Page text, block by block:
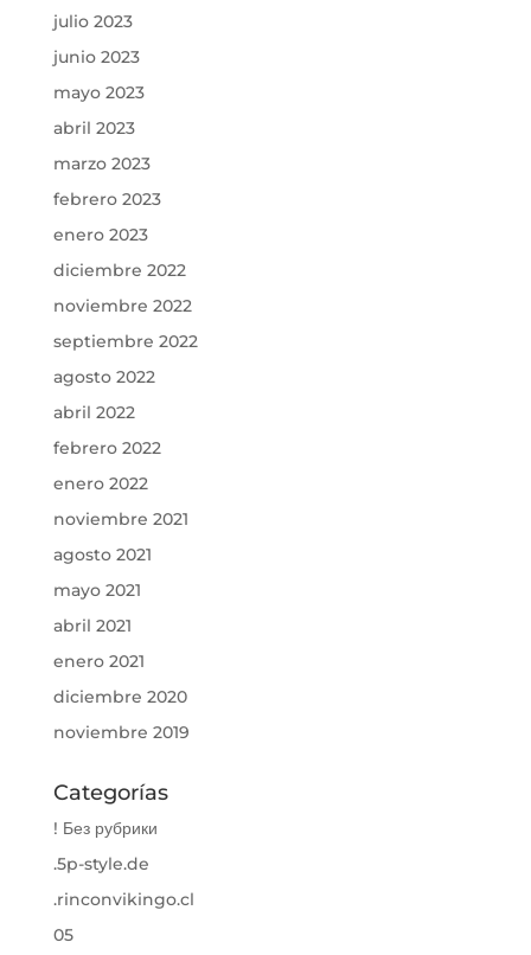
julio 2023
junio 2023
mayo 2023
abril 2023
marzo 2023
febrero 2023
enero 2023
diciembre 2022
noviembre 2022
septiembre 2022
agosto 2022
abril 2022
febrero 2022
enero 2022
noviembre 2021
agosto 2021
mayo 2021
abril 2021
enero 2021
diciembre 2020
noviembre 2019
Categorías
! Без рубрики
.5p-style.de
.rinconvikingo.cl
05